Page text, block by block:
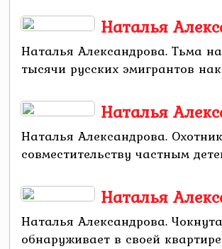
Наталья
Наталья Александрова. Тьма
тысячи русских эмигрантов
Наталья
Наталья Александрова.
совместительству частным
Наталья
Наталья Александрова.
обнаруживает в своей